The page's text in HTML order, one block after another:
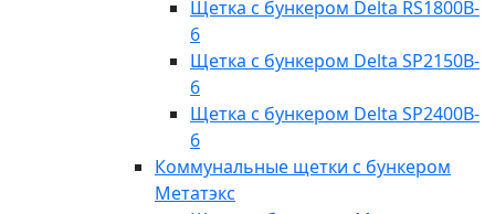
Щетка с бункером Delta RS1800B-
6
Щетка с бункером Delta SP2150B-
6
Щетка с бункером Delta SP2400B-
6
Коммунальные щетки с бункером
Метатэкс